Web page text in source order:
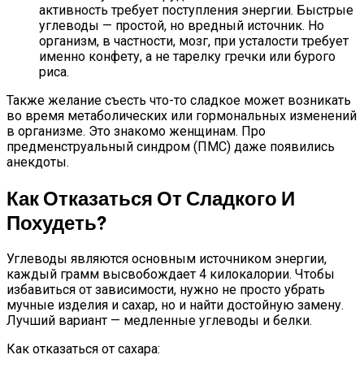
активность требует поступления энергии. Быстрые
углеводы — простой, но вредный источник. Но
организм, в частности, мозг, при усталости требует
именно конфету, а не тарелку гречки или бурого
риса.
Также желание съесть что-то сладкое может возникать
во время метаболических или гормональных изменений
в организме. Это знакомо женщинам. Про
предменструальный синдром (ПМС) даже появились
анекдоты.
Как Отказаться От Сладкого И
Похудеть?
Углеводы являются основным источником энергии,
каждый грамм высвобождает 4 килокалории. Чтобы
избавиться от зависимости, нужно не просто убрать
мучные изделия и сахар, но и найти достойную замену.
Лучший вариант — медленные углеводы и белки.
Как отказаться от сахара: